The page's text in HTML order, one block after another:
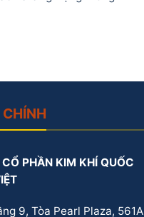
PHẦN KIM KHÍ QUỐC
9, Tòa Pearl Plaza, 561A